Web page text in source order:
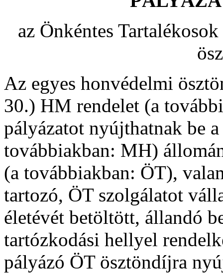
az Önkéntes
Az egyes honvédelmi
30.) HM rendelet (a
pályázatot nyújthatnak be
továbbiakban: MH)
(a továbbiakban: ÖT),
tartozó, ÖT szolgálatot
életévét betöltött, állandó
tartózkodási hellyel
pályázó ÖT ösztöndíjra